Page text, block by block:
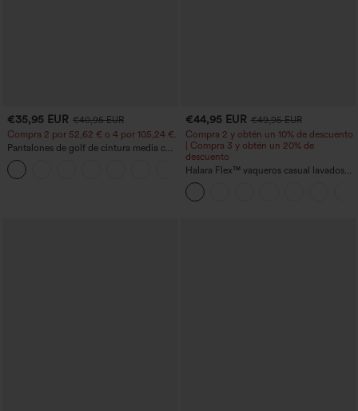
€35,95 EUR €40,95 EUR
Compra 2 por 52,62 € o 4 por 105,24 €.
Pantalones de golf de cintura media con
cordón, dobladillo curvo, secado rápido,
de corte cónico y con bolsillos - UPF40+
+2
€44,95 EUR €49,95 EUR
Compra 2 y obtén un 10% de descuento
| Compra 3 y obtén un 20% de
descuento
Halara Flex™ vaqueros casual lavados
asimétricos de tiro bajo con bolsillos
con cremallera, corte baggy y pierna
ancha